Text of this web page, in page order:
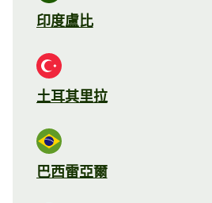
印度盧比
土耳其里拉
巴西雷亞爾